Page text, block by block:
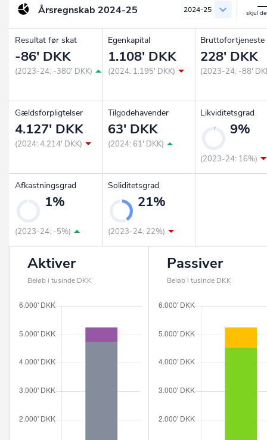
Årsregnskab 2024-25 2024-25
Resultat før skat
-86' DKK
(2023-24: -380' DKK)
Egenkapital
1.108' DKK
(2024: 1.195' DKK)
Bruttofortjeneste
228' DKK
(2023-24: -88'
Gældsforpligtelser
4.127' DKK
(2024: 4.214' DKK)
Tilgodehavender
63' DKK
(2024: 61' DKK)
Likviditetsgrad
9%
(2023-24: 16%)
Afkastningsgrad
1%
(2023-24: -5%)
Soliditetsgrad
21%
(2023-24: 22%)
Aktiver
Beløb i tusinde DKK
Passiver
Beløb i tusinde DKK